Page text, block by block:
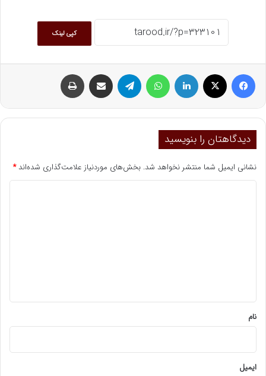
کپی لینک
ایکس
دیدگاهتان را بنویسید
نشانی ایمیل شما منتشر نخواهد شد. بخش‌های موردنیاز علامت‌گذاری شده‌اند*
نام
ایمیل